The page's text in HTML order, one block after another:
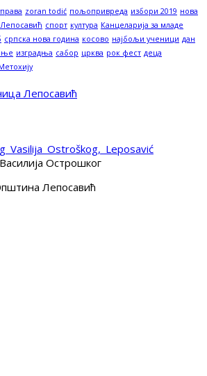
zoran todić пољопривреда избори 2019 нова
спорт култура Канцеларија за младе
српска нова година косово најбољи ученици дан
изградња сабор црква рок фест деца
Острошког
Лепосавић